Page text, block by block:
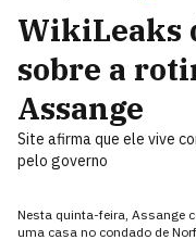
WikiLeaks
sobre a
Assange
Site afirma que ele vive
pelo governo
Nesta quinta-feira, Assange
uma casa no condado de